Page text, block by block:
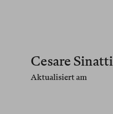
Cesare Sinatti
Aktualisiert am